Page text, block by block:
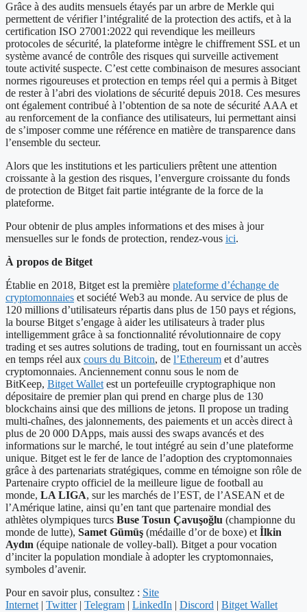
Grâce à des audits mensuels étayés par un arbre de Merkle qui
permettent de vérifier l’intégralité de la protection des actifs, et à la
certification ISO 27001:2022 qui revendique les meilleurs
protocoles de sécurité, la plateforme intègre le chiffrement SSL et un
système avancé de contrôle des risques qui surveille activement
toute activité suspecte. C’est cette combinaison de mesures associant
normes rigoureuses et protection en temps réel qui a permis à Bitget
de rester à l’abri des violations de sécurité depuis 2018. Ces mesures
ont également contribué à l’obtention de sa note de sécurité AAA et
au renforcement de la confiance des utilisateurs, lui permettant ainsi
de s’imposer comme une référence en matière de transparence dans
l’ensemble du secteur.
Alors que les institutions et les particuliers prêtent une attention
croissante à la gestion des risques, l’envergure croissante du fonds
de protection de Bitget fait partie intégrante de la force de la
plateforme.
Pour obtenir de plus amples informations et des mises à jour
mensuelles sur le fonds de protection, rendez-vous ici.
À propos de Bitget
Établie en 2018, Bitget est la première plateforme d’échange de
cryptomonnaies et société Web3 au monde. Au service de plus de
120 millions d’utilisateurs répartis dans plus de 150 pays et régions,
la bourse Bitget s’engage à aider les utilisateurs à trader plus
intelligemment grâce à sa fonctionnalité révolutionnaire de copy
trading et ses autres solutions de trading, tout en fournissant un accès
en temps réel aux cours du Bitcoin, de l’Ethereum et d’autres
cryptomonnaies. Anciennement connu sous le nom de
BitKeep, Bitget Walletest un portefeuille cryptographique non
dépositaire de premier plan qui prend en charge plus de 130
blockchains ainsi que des millions de jetons. Il propose un trading
multi-chaînes, des jalonnements, des paiements et un accès direct à
plus de 20 000 DApps, mais aussi des swaps avancés et des
informations sur le marché, le tout intégré au sein d’une plateforme
unique. Bitget est le fer de lance de l’adoption des cryptomonnaies
grâce à des partenariats stratégiques, comme en témoigne son rôle de
Partenaire crypto officiel de la meilleure ligue de football au
monde, LA LIGA, sur les marchés de l’EST, de l’ASEAN et de
l’Amérique latine, ainsi qu’en tant que partenaire mondial des
athlètes olympiques turcs Buse Tosun Çavuşoğlu (championne du
monde de lutte), Samet Gümüş (médaille d’or de boxe) etİlkin
Aydın (équipe nationale de volley-ball). Bitget a pour vocation
d’inciter la population mondiale à adopter les cryptomonnaies,
symboles d’avenir.
Pour en savoir plus, consultez : Site
Internet| Twitter| Telegram | LinkedIn | Discord | Bitget Wallet